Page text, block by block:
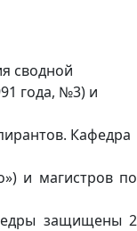
сводной
года, №3) и
Кафедра
и магистров по
защищены 2